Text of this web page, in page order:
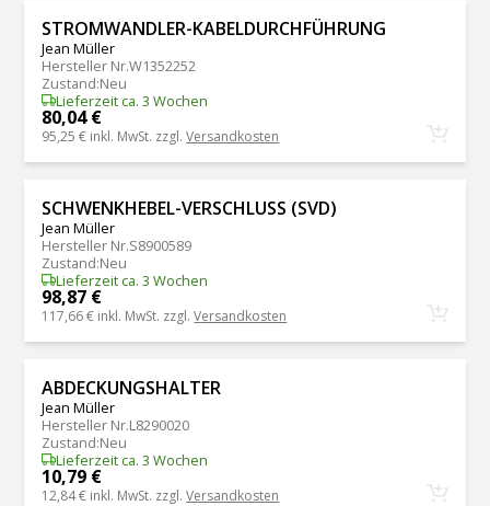
STROMWANDLER-KABELDURCHFÜHRUNG
Jean Müller
Hersteller Nr.W1352252
Zustand:Neu
Lieferzeit ca. 3 Wochen
80,04 €
95,25 € inkl. MwSt. zzgl.Versandkosten
SCHWENKHEBEL-VERSCHLUSS (SVD)
Jean Müller
Hersteller Nr.S8900589
Zustand:Neu
Lieferzeit ca. 3 Wochen
98,87 €
117,66 € inkl. MwSt. zzgl.Versandkosten
ABDECKUNGSHALTER
Jean Müller
Hersteller Nr.L8290020
Zustand:Neu
Lieferzeit ca. 3 Wochen
10,79 €
12,84 € inkl. MwSt. zzgl.Versandkosten